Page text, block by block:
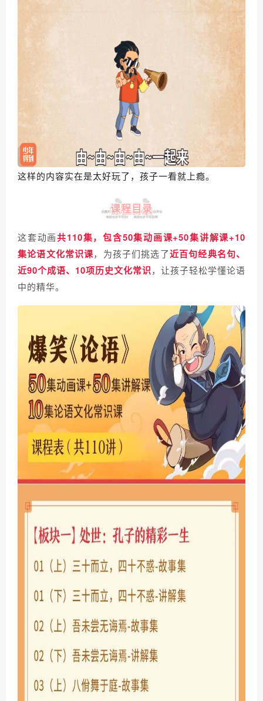
这样的内容实在是太好玩了，孩子一看就上瘾。
课程目录
这套动画共110集，包含50集动画课+50集讲解课+10
集论语文化常识课，为孩子们挑选了近百句经典名句、
近90个成语、10项历史文化常识，让孩子轻松学懂论语
中的精华。